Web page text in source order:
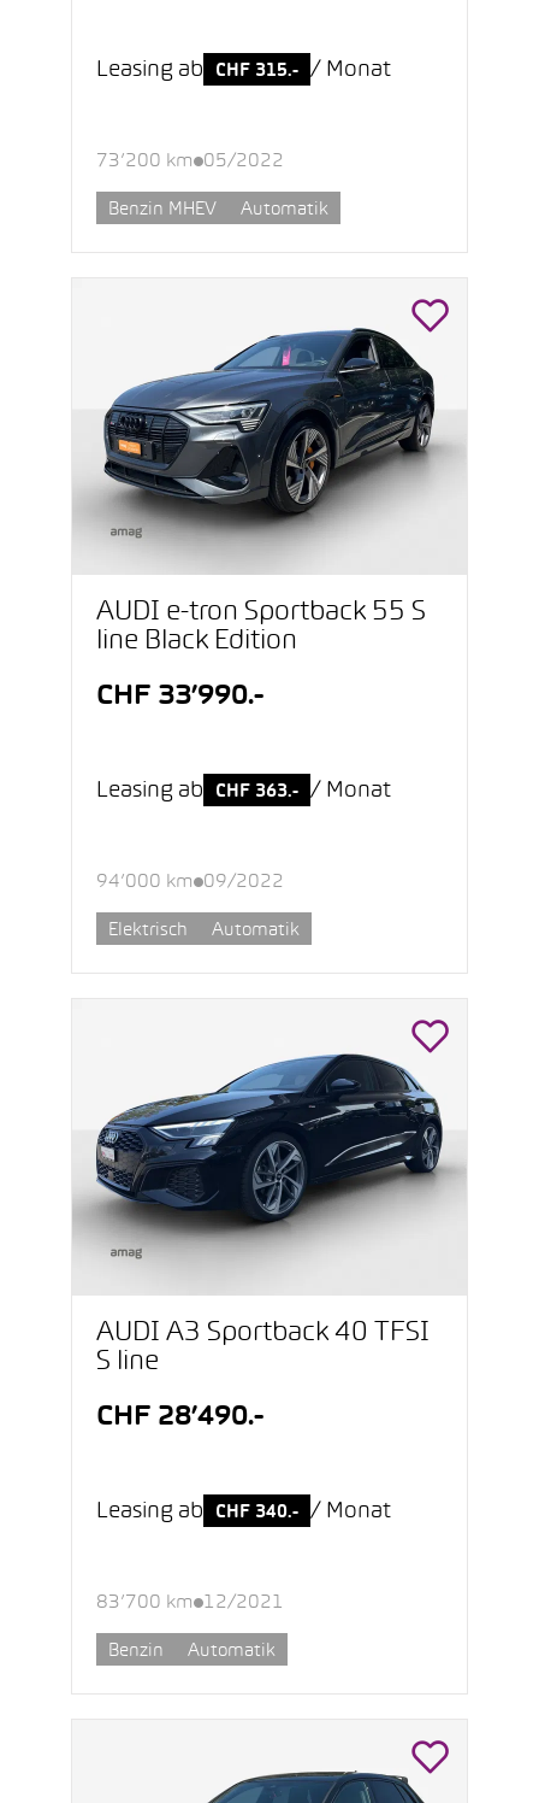
Leasing ab CHF 315.- / Monat
73’200 km 05/2022
Benzin MHEV Automatik
AUDI e-tron Sportback 55 S
line Black Edition
CHF 33’990.-
Leasing ab CHF 363.- / Monat
94’000 km 09/2022
Elektrisch Automatik
AUDI A3 Sportback 40 TFSI
S line
CHF 28’490.-
Leasing ab CHF 340.- / Monat
83’700 km 12/2021
Benzin Automatik